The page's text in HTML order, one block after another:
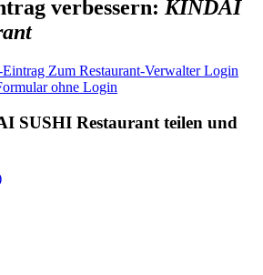
verbessern: KINDAI
Eintrag Zum Restaurant-Verwalter Login
ohne Login
SUSHI Restaurant teilen und